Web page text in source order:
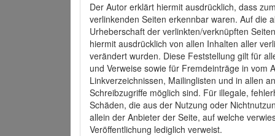
Der Autor erklärt hiermit ausdrücklich, dass
verlinkenden Seiten erkennbar waren. Auf die
Urheberschaft der verlinkten/verknüpften
hiermit ausdrücklich von allen Inhalten aller
verändert wurden. Diese Feststellung gilt für
und Verweise sowie für Fremdeinträge in vom
Linkverzeichnissen, Mailinglisten und in allen
Schreibzugriffe möglich sind. Für illegale,
Schäden, die aus der Nutzung oder
allein der Anbieter der Seite, auf welche
Veröffentlichung lediglich verweist.